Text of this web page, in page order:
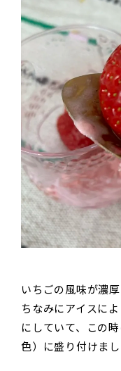
いちごの風味が濃
ちなみにアイスに
にしていて、この
色）に盛り付けまし